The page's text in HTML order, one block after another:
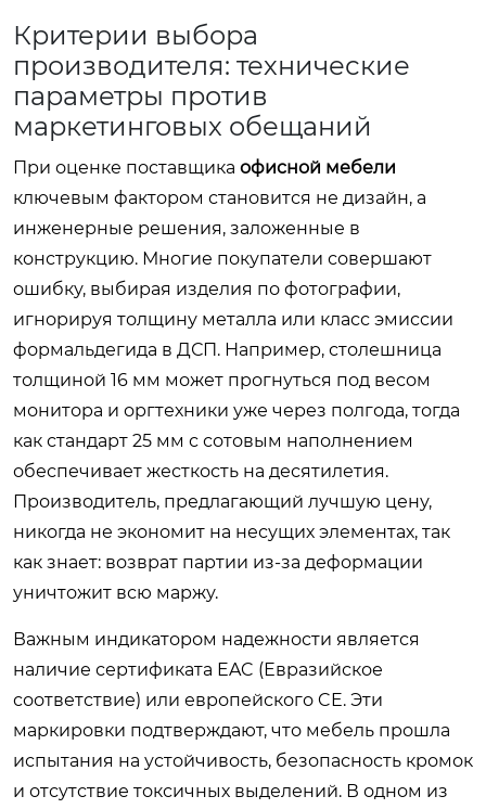
Критерии выбора
производителя: технические
параметры против
маркетинговых обещаний
При оценке поставщика офисной мебели
ключевым фактором становится не дизайн, а
инженерные решения, заложенные в
конструкцию. Многие покупатели совершают
ошибку, выбирая изделия по фотографии,
игнорируя толщину металла или класс эмиссии
формальдегида в ДСП. Например, столешница
толщиной 16 мм может прогнуться под весом
монитора и оргтехники уже через полгода, тогда
как стандарт 25 мм с сотовым наполнением
обеспечивает жесткость на десятилетия.
Производитель, предлагающий лучшую цену,
никогда не экономит на несущих элементах, так
как знает: возврат партии из-за деформации
уничтожит всю маржу.
Важным индикатором надежности является
наличие сертификата EAC (Евразийское
соответствие) или европейского CE. Эти
маркировки подтверждают, что мебель прошла
испытания на устойчивость, безопасность кромок
и отсутствие токсичных выделений. В одном из